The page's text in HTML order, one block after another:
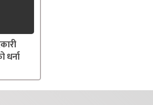
धर्ना